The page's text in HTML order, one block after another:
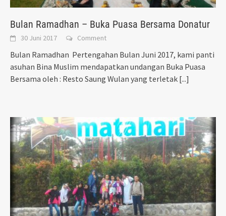
Bulan Ramadhan – Buka Puasa Bersama Donatur
30 Juni 2017 Comment
Bulan Ramadhan Pertengahan Bulan Juni 2017, kami panti
asuhan Bina Muslim mendapatkan undangan Buka Puasa
Bersama oleh : Resto Saung Wulan yang terletak [...]